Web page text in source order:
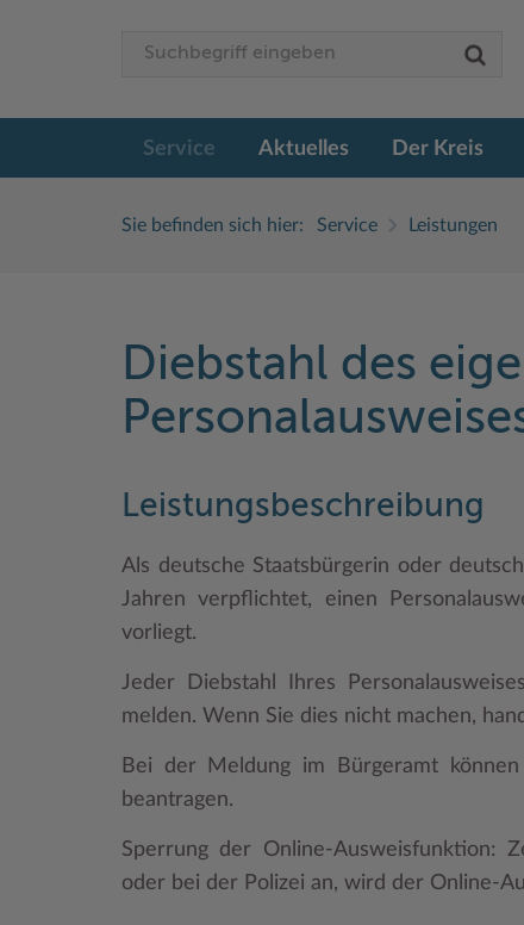
Service Aktuelles Der Kreis
Sie befinden sich hier: Service Leistungen
Diebstahl des
Leistungsbeschreibung
Als deutsche Staatsbürgerin oder
Jahren verpflichtet, einen
vorliegt.
Jeder Diebstahl Ihres
melden. Wenn Sie dies nicht machen,
Bei der Meldung im Bürgeramt
beantragen.
Sperrung der Online-Ausweisfunktion:
oder bei der Polizei an, wird der Online-